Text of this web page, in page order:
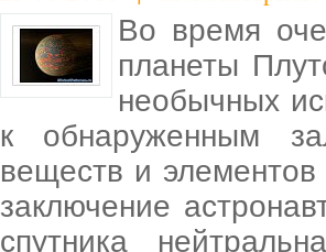
Во время
планеты
необычных
к обнаруженным
веществ и
заключение
спутника